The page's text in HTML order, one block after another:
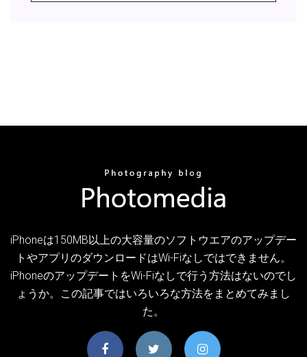
iPhoneは150MB以上の大容量のソフトウエアのアップデー
トやアプリのダウンロードはWi-Fiなしではできません。
iPhoneのアップデートをWi-Fiなしで行う方法はないのでし
ょうか。この記事ではいろいろな方法をまとめてみまし
た。